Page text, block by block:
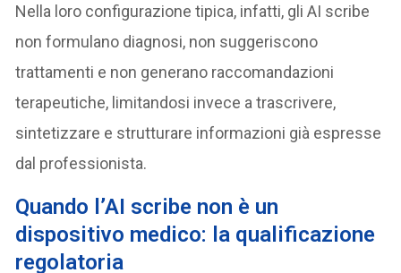
Nella loro configurazione tipica, infatti, gli AI scribe
non formulano diagnosi, non suggeriscono
trattamenti e non generano raccomandazioni
terapeutiche, limitandosi invece a trascrivere,
sintetizzare e strutturare informazioni già espresse
dal professionista.
Quando l’AI scribe non è un
dispositivo medico: la qualificazione
regolatoria